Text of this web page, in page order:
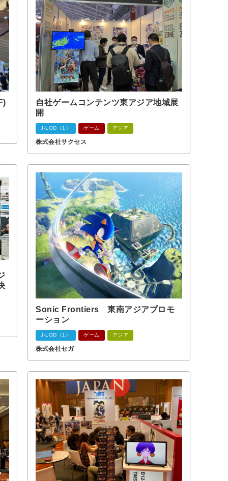
自社ゲームコンテンツ東アジア地域展
開
J-LOD（1） ゲーム アジア
株式会社サクセス
Sonic Frontiers 東南アジアプロモ
ーション
J-LOD（1） ゲーム アジア
株式会社セガ